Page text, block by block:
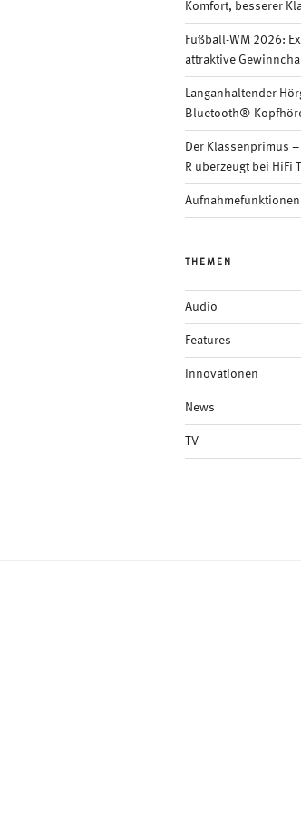
Komfort, besserer
Fußball-WM 2026:
attraktive
Langanhaltender
Bluetooth®-
Der Klassenprimus –
R überzeugt bei HiFi
Aufnahmefunktionen
THEMEN
Audio
Features
Innovationen
News
TV